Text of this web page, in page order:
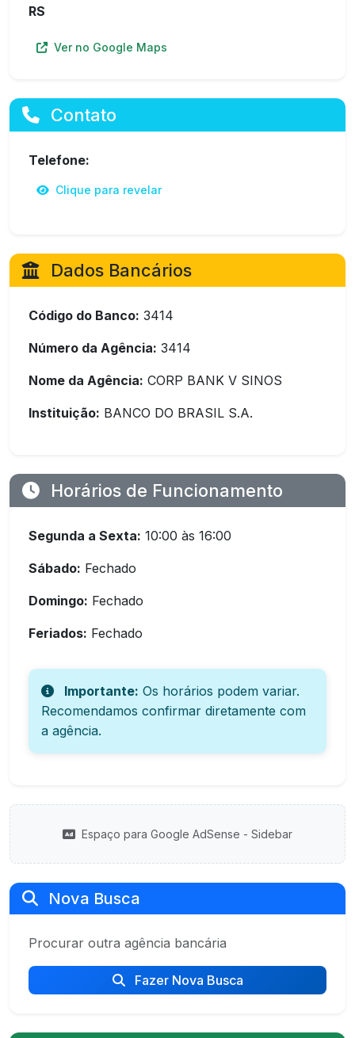
RS
Ver no Google Maps
Contato
Telefone:
Clique para revelar
Dados Bancários
Código do Banco: 3414
Número da Agência: 3414
Nome da Agência: CORP BANK V SINOS
Instituição: BANCO DO BRASIL S.A.
Horários de Funcionamento
Segunda a Sexta: 10:00 às 16:00
Sábado: Fechado
Domingo: Fechado
Feriados: Fechado
Importante: Os horários podem variar.
Recomendamos confirmar diretamente com
a agência.
Espaço para Google AdSense - Sidebar
Nova Busca
Procurar outra agência bancária
Fazer Nova Busca